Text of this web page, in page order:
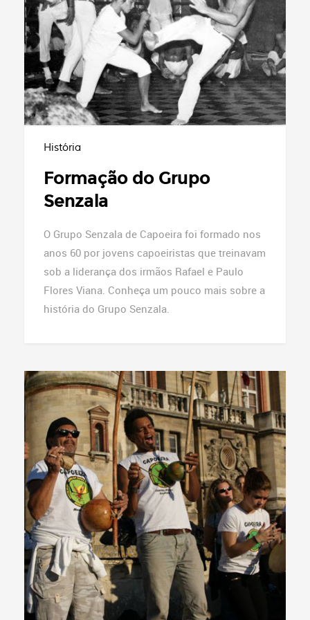
História
Formação do Grupo
Senzala
O Grupo Senzala de Capoeira foi formado nos
anos 60 por jovens capoeiristas que treinavam
sob a liderança dos irmãos Rafael e Paulo
Flores Viana. Conheça um pouco mais sobre a
história do Grupo Senzala.